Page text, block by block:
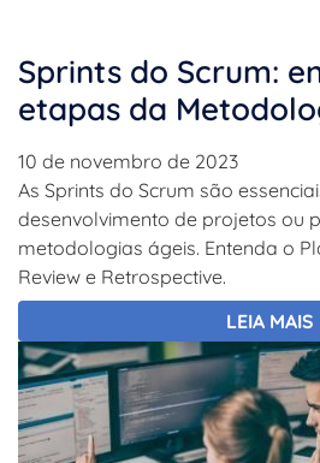
Sprints do Scrum:
etapas da
10 de novembro de 2023
As Sprints do Scrum são
desenvolvimento de projetos ou
metodologias ágeis. Entenda o
Review e Retrospective.
LEIA MAIS